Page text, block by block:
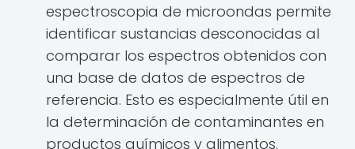
espectroscopia de microondas permite
identificar sustancias desconocidas al
comparar los espectros obtenidos con
una base de datos de espectros de
referencia. Esto es especialmente útil en
la determinación de contaminantes en
productos químicos y alimentos.